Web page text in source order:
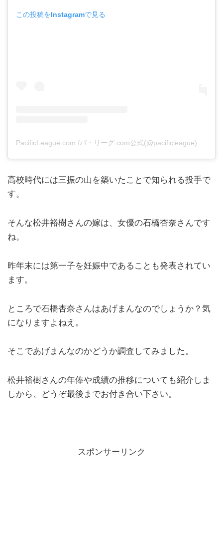
この投稿をInstagramで見る
高校時代には三振の山を築いたことで知られる投手で
す。
そんな松井裕樹さんの嫁は、女優の石橋杏奈さんです
ね。
昨年末には第一子を妊娠中であることも発表されてい
ます。
ところで石橋杏奈さんはあげまんなのでしょうか？気
になりますよねえ。
そこであげまんなのかどうか調査してみました。
松井裕樹さんの年俸や成績の推移についても紹介しま
しから、どうぞ最後までお付き合い下さい。
スポンサーリンク